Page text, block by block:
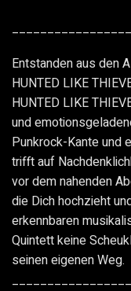
Entstanden aus den
HUNTED LIKE
HUNTED LIKE
und
Punkrock-Kante und
trifft auf
vor dem nahenden
die Dich hochzieht
erkennbaren
Quintett keine
seinen eigenen Weg.